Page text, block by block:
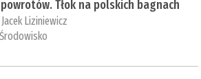
Tłok na polskich bagnach
Jacek Liziniewicz
Środowisko